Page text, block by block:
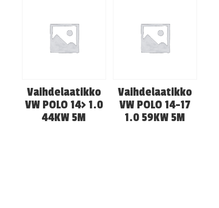
Vaihdelaatikko
VW POLO 14> 1.0
44KW 5M
Vaihdelaatikko
VW POLO 14-17
1.0 59KW 5M